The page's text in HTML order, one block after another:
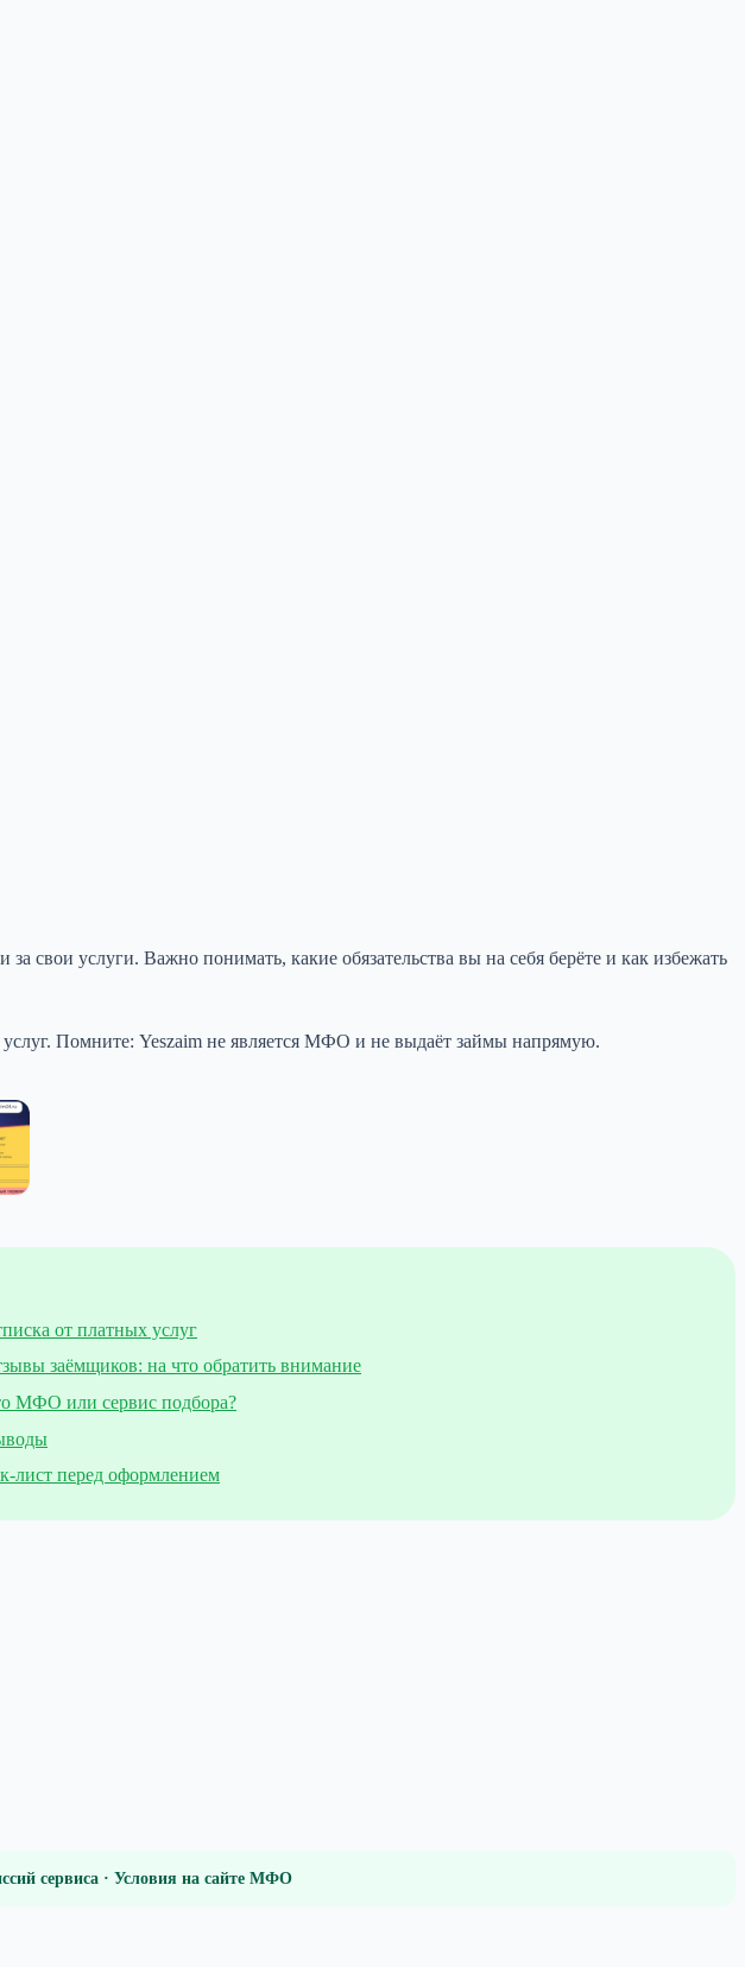
свои услуги. Важно понимать, какие обязательства вы на себя берёте и как избежать
Помните: Yeszaim не является МФО и не выдаёт займы напрямую.
от платных услуг
заёмщиков: на что обратить внимание
МФО или сервис подбора?
лист перед оформлением
сервиса · Условия на сайте МФО